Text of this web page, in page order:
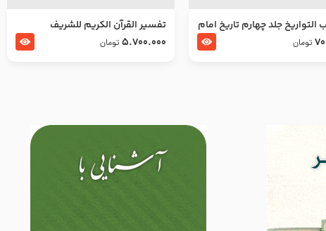
التواریخ جلد چهارم تاریخ امام
و امام محمد باقرتومان
تفسير القرآن الكريم للشريف
المرتضي قدس سرّه
5.700.000 تومان